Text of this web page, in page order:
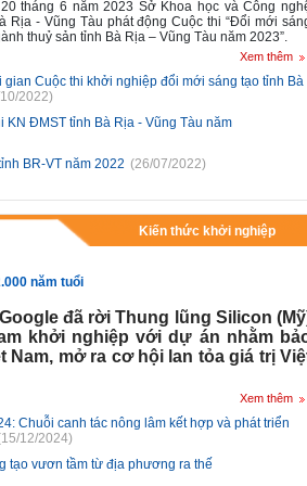
20 tháng 6 năm 2023 Sở Khoa học và Công
Rịa - Vũng Tàu phát động Cuộc thi“Đổi mới
thuỷ sản tỉnh Bà Rịa – Vũng Tàu năm 2023”.
Xem thêm
gian Cuộc thi khởi nghiệp đổi mới sáng tạo tỉnh Bà
2022)
KN ĐMST tỉnh Bà Rịa - Vũng Tàu năm
BR-VT năm 2022 (26/07/2022)
Kiến thức khởi nghiệp
năm tuổi
đã rời Thung lũng Silicon
khởi nghiệp với dự án nhằm
Nam, mở ra cơ hội lan tỏa giá trị
Xem thêm
Chuỗi canh tác nông lâm kết hợp và phát triển
12/2024)
tạo vươn tầm từ địa phương ra thế